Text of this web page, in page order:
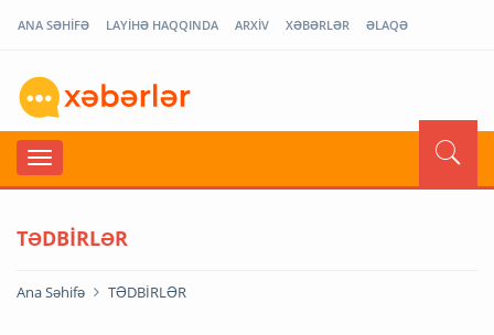
ANA SƏHİFƏ LAYİHƏ HAQQINDA ARXİV XƏBƏRLƏR ƏLAQƏ
TƏDBİRLƏR
Ana Səhifə TƏDBİRLƏR